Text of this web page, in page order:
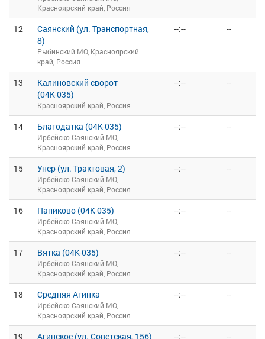
Красноярский край, Россия
12
Саянский (ул. Транспортная,
8)
Рыбинский МО, Красноярский
край, Россия
--:-- --
13
Калиновский сворот
(04К-035)
Красноярский край, Россия
--:-- --
14 Благодатка (04К-035)
Ирбейско-Саянский МО,
Красноярский край, Россия
--:-- --
15 Унер (ул. Трактовая, 2)
Ирбейско-Саянский МО,
Красноярский край, Россия
--:-- --
16 Папиково (04К-035)
Ирбейско-Саянский МО,
Красноярский край, Россия
--:-- --
17 Вятка (04К-035)
Ирбейско-Саянский МО,
Красноярский край, Россия
--:-- --
18 Средняя Агинка
Ирбейско-Саянский МО,
Красноярский край, Россия
--:-- --
19 Агинское (ул. Советская, 156) --:-- --